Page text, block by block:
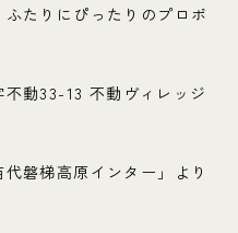
たりにぴったりのプロポ
動33-13 不動ヴィレッジ
磐梯高原インター」より